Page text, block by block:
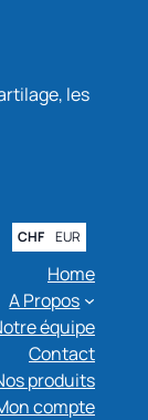
les
CHF EUR
Home
A Propos
équipe
Contact
produits
compte